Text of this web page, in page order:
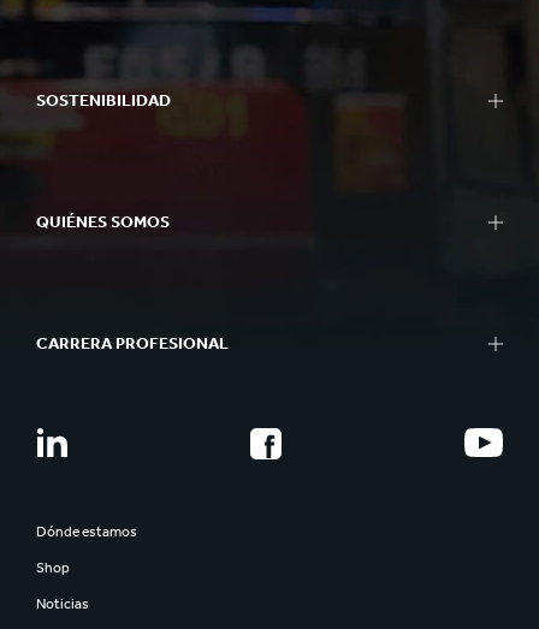
SOSTENIBILIDAD
QUIÉNES SOMOS
CARRERA PROFESIONAL
Dónde estamos
Shop
Noticias